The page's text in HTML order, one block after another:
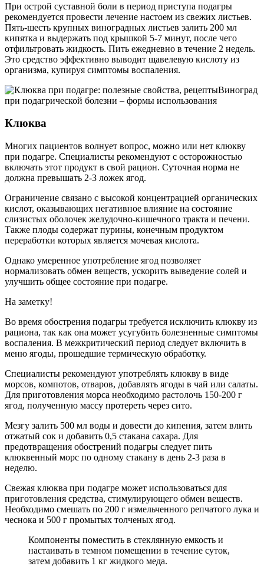
При острой суставной боли в период приступа подагры
рекомендуется провести лечение настоем из свежих листьев.
Пять-шесть крупных виноградных листьев залить 200 мл
кипятка и выдержать под крышкой 5-7 минут, после чего
отфильтровать жидкость. Пить ежедневно в течение 2 недель.
Это средство эффективно выводит щавелевую кислоту из
организма, купируя симптомы воспаления.
Виноград
при подагрической болезни – формы использования
Клюква
Многих пациентов волнует вопрос, можно или нет клюкву
при подагре. Специалисты рекомендуют с осторожностью
включать этот продукт в свой рацион. Суточная норма не
должна превышать 2-3 ложек ягод.
Ограничение связано с высокой концентрацией органических
кислот, оказывающих негативное влияние на состояние
слизистых оболочек желудочно-кишечного тракта и печени.
Также плоды содержат пурины, конечным продуктом
переработки которых является мочевая кислота.
Однако умеренное употребление ягод позволяет
нормализовать обмен веществ, ускорить выведение солей и
улучшить общее состояние при подагре.
На заметку!
Во время обострения подагры требуется исключить клюкву из
рациона, так как она может усугубить болезненные симптомы
воспаления. В межкритический период следует включить в
меню ягоды, прошедшие термическую обработку.
Специалисты рекомендуют употреблять клюкву в виде
морсов, компотов, отваров, добавлять ягоды в чай или салаты.
Для приготовления морса необходимо растолочь 150-200 г
ягод, полученную массу протереть через сито.
Мезгу залить 500 мл воды и довести до кипения, затем влить
отжатый сок и добавить 0,5 стакана сахара. Для
предотвращения обострений подагры следует пить
клюквенный морс по одному стакану в день 2-3 раза в
неделю.
Свежая клюква при подагре может использоваться для
приготовления средства, стимулирующего обмен веществ.
Необходимо смешать по 200 г измельченного репчатого лука и
чеснока и 500 г промытых толченых ягод.
Компоненты поместить в стеклянную емкость и
настаивать в темном помещении в течение суток,
затем добавить 1 кг жидкого меда.